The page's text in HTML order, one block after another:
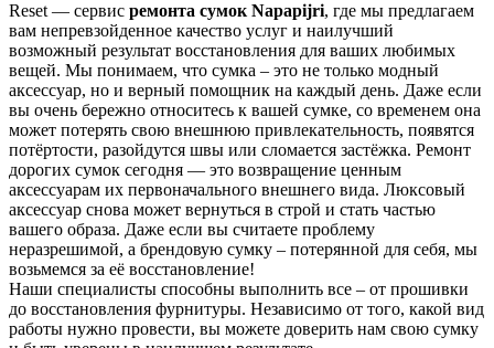
Reset — cервис ремонта сумок Napapijri, где мы предлагаем
вам непревзойденное качество услуг и наилучший
возможный результат восстановления для ваших любимых
вещей. Мы понимаем, что сумка – это не только модный
аксессуар, но и верный помощник на каждый день. Даже если
вы очень бережно относитесь к вашей сумке, со временем она
может потерять свою внешнюю привлекательность, появятся
потёртости, разойдутся швы или сломается застёжка. Ремонт
дорогих сумок сегодня — это возвращение ценным
аксессуарам их первоначального внешнего вида. Люксовый
аксессуар снова может вернуться в строй и стать частью
вашего образа. Даже если вы считаете проблему
неразрешимой, а брендовую сумку – потерянной для себя, мы
возьмемся за её восстановление!
Наши специалисты способны выполнить все – от прошивки
до восстановления фурнитуры. Независимо от того, какой вид
работы нужно провести, вы можете доверить нам свою сумку